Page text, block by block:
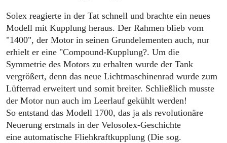
Solex reagierte in der Tat schnell und brachte ein neues
Modell mit Kupplung heraus. Der Rahmen blieb vom
"1400", der Motor in seinen Grundelementen auch, nur
erhielt er eine "Compound-Kupplung?. Um die
Symmetrie des Motors zu erhalten wurde der Tank
vergrößert, denn das neue Lichtmaschinenrad wurde zum
Lüfterrad erweitert und somit breiter. Schließlich musste
der Motor nun auch im Leerlauf gekühlt werden!
So entstand das Modell 1700, das ja als revolutionäre
Neuerung erstmals in der Velosolex-Geschichte
eine automatische Fliehkraftkupplung (Die sog.